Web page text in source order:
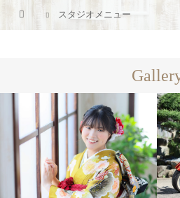
スタジオメニュー